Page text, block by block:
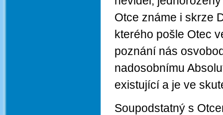
Otce známe i skrze
kterého pošle Otec
poznání nás
nadosobnímu
existující a je ve
Soupodstatný s